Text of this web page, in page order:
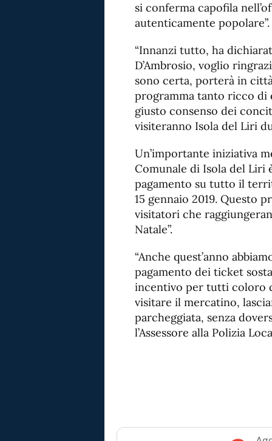
si conferma capofila
autenticamente popolare”.
“Innanzi tutto, ha
D’Ambrosio, voglio
sono certa, porterà in
programma tanto ricco di
giusto consenso dei
visiteranno Isola del Liri
Un’importante iniziativa
Comunale di Isola del Liri
pagamento su tutto il
15 gennaio 2019. Questo
visitatori che
Natale”.
“Anche quest’anno
pagamento dei ticket
incentivo per tutti coloro
visitare il mercatino,
parcheggiata, senza
l’Assessore alla Polizia